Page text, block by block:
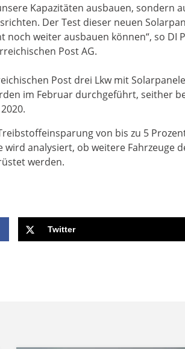
Kapazitäten ausbauen, sondern
Der Test dieser neuen
weiter ausbauen können“, so DI
Post AG.
Post drei Lkw mit
im Februar durchgeführt, seither
von bis zu 5
analysiert, ob weitere Fahrzeuge
werden.
Twitter